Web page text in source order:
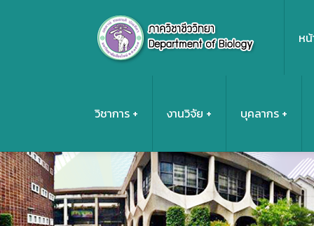
ห
วิชาการ งานวิจัย บุคลากร